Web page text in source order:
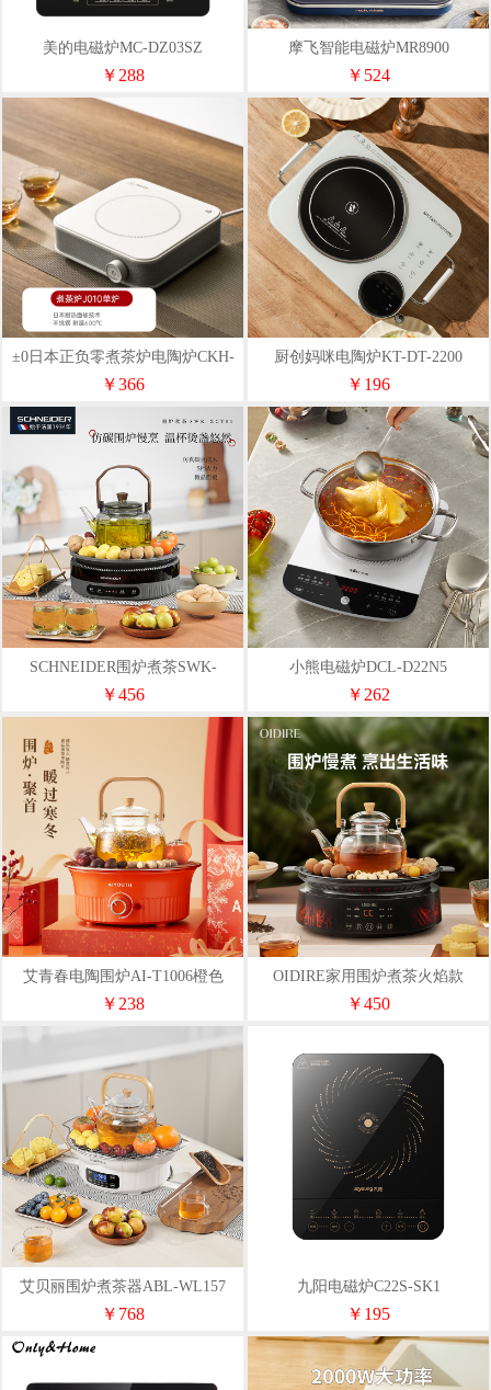
美的电磁炉MC-DZ03SZ
￥288
摩飞智能电磁炉MR8900
￥524
±0日本正负零煮茶炉电陶炉CKH-
J010（单炉）
￥366
厨创妈咪电陶炉KT-DT-2200
￥196
SCHNEIDER围炉煮茶SWK-
XCT01
￥456
小熊电磁炉DCL-D22N5
￥262
艾青春电陶围炉AI-T1006橙色
￥238
OIDIRE家用围炉煮茶火焰款
WLZ02
￥450
艾贝丽围炉煮茶器ABL-WL157
￥768
九阳电磁炉C22S-SK1
￥195